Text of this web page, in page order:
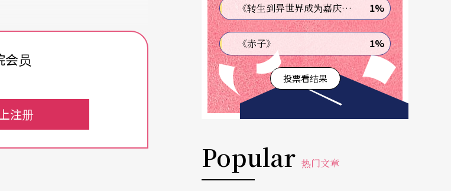
可以超过一个设计师、甚至编
者是依工时计算，后者是专
劳动。谁能够在哪一个位
更是体能、智能与情绪本能
在于长期的上手实务操作至
会员
注册
《转生到异世界成为嘉庆君—发现我的祖先是诈骗集团!?》 1%
《赤子》 1%
投票看结果
Popular 热门文章